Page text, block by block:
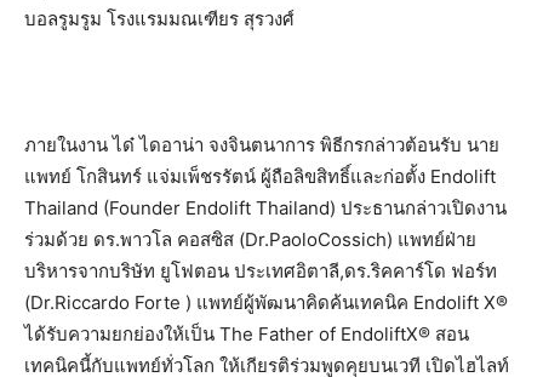
บอลรูมรูม โรงแรมมณเฑียร สุรวงศ์
ภายในงาน ได๋ ไดอาน่า จงจินตนาการ พิธีกรกล่าวต้อนรับ นาย
แพทย์ โกสินทร์ แจ่มเพ็ชรรัตน์ ผู้ถือลิขสิทธิ์และก่อตั้ง Endolift
Thailand (Founder Endolift Thailand) ประธานกล่าวเปิดงาน
ร่วมด้วย ดร.พาวโล คอสซิส (Dr.PaoloCossich) แพทย์ฝ่าย
บริหารจากบริษัท ยูโฟตอน ประเทศอิตาลี,ดร.ริคคาร์โด ฟอร์ท
(Dr.Riccardo Forte ) แพทย์ผู้พัฒนาคิดค้นเทคนิค Endolift X®
ได้รับความยกย่องให้เป็น The Father of EndoliftX® สอน
เทคนิคนี้กับแพทย์ทั่วโลก ให้เกียรติร่วมพูดคุยบนเวที เปิดไฮไลท์